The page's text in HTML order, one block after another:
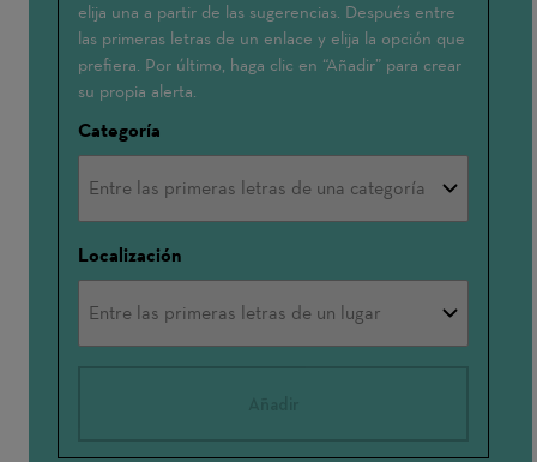
interesa:
elija una a partir de las sugerencias. Después entre
las primeras letras de un enlace y elija la opción que
prefiera. Por último, haga clic en “Añadir” para crear
su propia alerta.
Categoría
Localización